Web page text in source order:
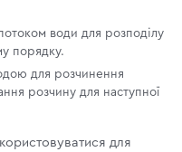
води для розподілу
порядку.
для розчинення
розчину для наступної
для